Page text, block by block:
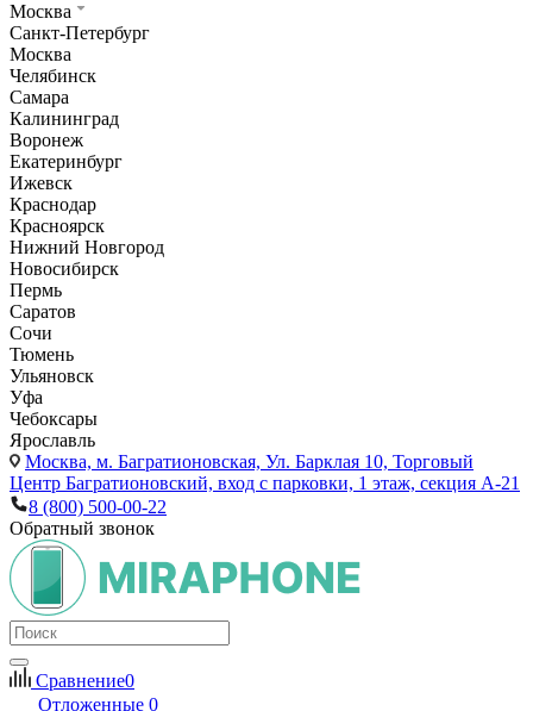
Москва
Санкт-Петербург
Москва
Челябинск
Самара
Калининград
Воронеж
Екатеринбург
Ижевск
Краснодар
Красноярск
Нижний Новгород
Новосибирск
Пермь
Саратов
Сочи
Тюмень
Ульяновск
Уфа
Чебоксары
Ярославль
Москва, м. Багратионовская, Ул. Барклая 10, Торговый
Центр Багратионовский, вход с парковки, 1 этаж, секция А-21
8 (800) 500-00-22
Обратный звонок
Сравнение0
Отложенные 0